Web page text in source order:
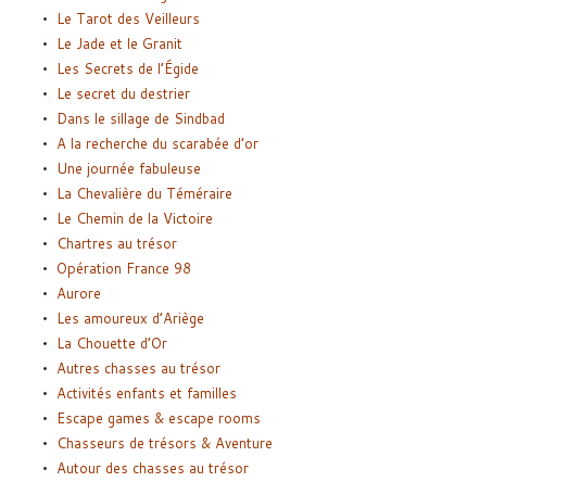
Le Tarot des Veilleurs
Le Jade et le Granit
Les Secrets de l’Égide
Le secret du destrier
Dans le sillage de Sindbad
A la recherche du scarabée d’or
Une journée fabuleuse
La Chevalière du Téméraire
Le Chemin de la Victoire
Chartres au trésor
Opération France 98
Aurore
Les amoureux d’Ariège
La Chouette d’Or
Autres chasses au trésor
Activités enfants et familles
Escape games & escape rooms
Chasseurs de trésors & Aventure
Autour des chasses au trésor